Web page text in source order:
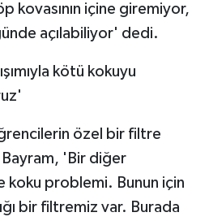
kovasının içine giremiyor,
açılabiliyor' dedi.
kötü kokuyu
özel bir filtre
Bayram, 'Bir diğer
koku problemi. Bunun için
bir filtremiz var. Burada